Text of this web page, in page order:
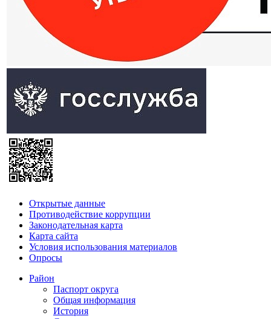
Открытые данные
Противодействие коррупции
Законодательная карта
Карта сайта
Условия использования материалов
Опросы
Район
Паспорт округа
Общая информация
История